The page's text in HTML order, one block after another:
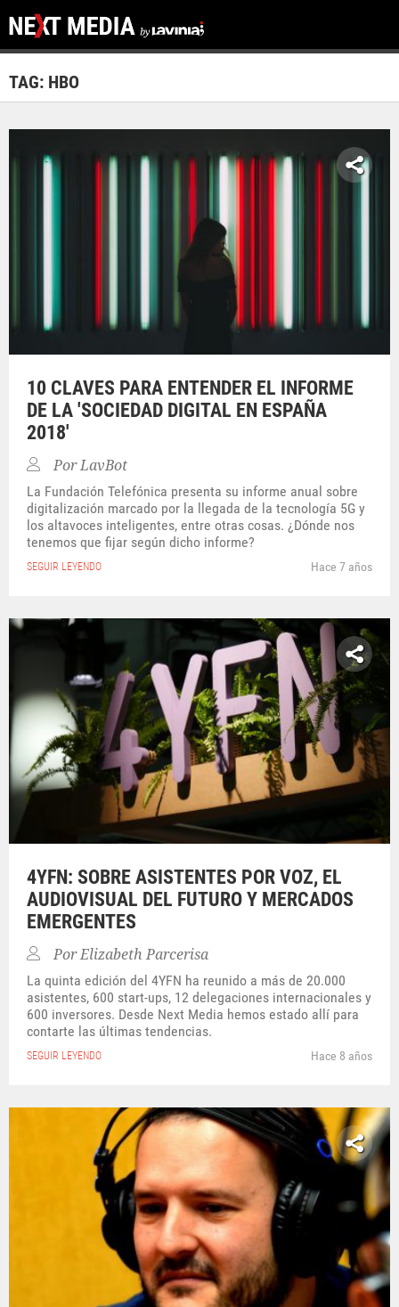
TAG: HBO
10 CLAVES PARA ENTENDER EL INFORME
DE LA 'SOCIEDAD DIGITAL EN ESPAÑA
2018'
PorLavBot
La Fundación Telefónica presenta su informe anual sobre
digitalización marcado por la llegada de la tecnología 5G y
los altavoces inteligentes, entre otras cosas. ¿Dónde nos
tenemos que fijar según dicho informe?
SEGUIR LEYENDO Hace 7 años
4YFN: SOBRE ASISTENTES POR VOZ, EL
AUDIOVISUAL DEL FUTURO Y MERCADOS
EMERGENTES
PorElizabeth Parcerisa
La quinta edición del 4YFN ha reunido a más de 20.000
asistentes, 600 start-ups, 12 delegaciones internacionales y
600 inversores. Desde Next Media hemos estado allí para
contarte las últimas tendencias.
SEGUIR LEYENDO Hace 8 años